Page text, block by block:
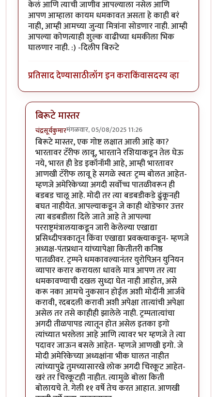
केलं आणि त्याची जाणीव आपल्याला नसेल आणि
आपण आम्हाला कायम धमकावत असता हे काही बरं
नाही, आम्ही आमच्या जुन्या मित्रांना सोडणार नाही. आम्ही
आपल्या कोणत्याही शुल्क वाढीच्या धमकीला भिक
घालणार नाही. :) -दिलीप बिरुटे
प्रतिसाद देण्यासाठीलॉग इन कराकिंवासदस्य व्हा
बिरूटे मास्तर
चंद्रसूर्यकुमारमंगळवार, 05/08/2025 11:26
In reply toट्रम्पचं करावं काय ?byप्रा.डॉ.दिलीप बिरुटे
बिरूटे मास्तर, एक गोष्ट लक्षात आली आहे का?
भारतावर टॅरीफ लावू, भारताने रशियाकडून तेल घेऊ
नये, भारत ही डेड इकॉनॉमी आहे, आम्ही भारतावर
आणखी टॅरीफ लावू हे सगळे स्वतः ट्रम्प बोलत आहेत-
म्हणजे अमेरिकेच्या अगदी सर्वोच्च पातळीवरून ही
बडबड चालू आहे. मोदी तर त्या बडबडीकडे ढुंकूनही
बघत नाहीयेत. आपल्याकडून जे काही थोडेफार उत्तर
त्या बडबडीला दिले जाते आहे ते आपल्या
परराष्ट्रमंत्रालयाकडून जारी केलेल्या एखाद्या
प्रसिध्दीपत्रकातून किंवा एखाद्या प्रवक्त्याकडून- म्हणजे
अध्यक्ष-पंतप्रधान यांच्यापेक्षा कितीतरी कनिष्ठ
पातळीवर. ट्रम्पने धमकावल्यानंतर युरोपिअन युनियन
व्यापार करार करायला धावले मात्र आपण तर त्या
धमकावण्याची दखल सुध्दा घेत नाही आहोत, असे
करू नका आमचे नुकसान होईल अशी मोदींनी आर्जवे
करावी, रदबदली करावी अशी अपेक्षा तात्यांची अपेक्षा
असेल तर तसे काहीही झालेले नाही. ट्रम्पतात्यांचा
अगदी तीळपापड त्यातून होत असेल इतका इगो
त्यांच्यात भरलेला आहे आणि त्यावर भर म्हणजे ते त्या
पदावर जाऊन बसले आहेत- म्हणजे आणखी इगो. जे
मोदी अमेरिकेच्या अध्यक्षांना भीक घालत नाहीत
त्यांच्यापुढे तुमच्यासारखे लोक अगदी चिरकूट आहेत-
खरं तर चिरकूटही नाहीत. त्यामुळे बोला किती
बोलायचे ते. गेली ११ वर्षे तेच करत आहात. आणखी